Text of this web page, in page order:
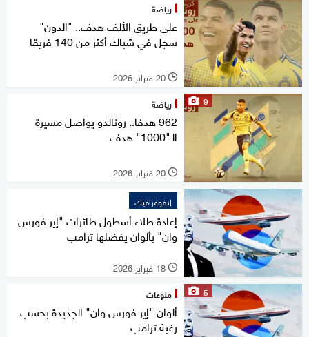
رياضة
على طريق الألف هدف.. "الدون"
سجل في شباك أكثر من 140 فريقا
l 20 فبراير 2026
9 رياضة
962 هدفا.. رونالدو يواصل مسيرة
الـ"1000" هدف
l 20 فبراير 2026
إنفوغرافيك
إعادة طلاء أسطول طائرات "إير فورس
وان" بألوان يفضلها ترامب
l 18 فبراير 2026
5 منوعات
ألوان "إير فورس وان" الجديدة بحسب
رغبة ترامب